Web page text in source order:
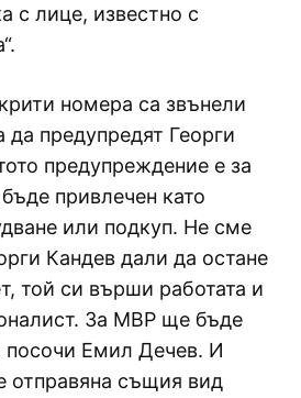
с лице, известно с
номера са звънели
да предупредят Георги
предупреждение е за
привлечен като
или подкуп. Не сме
Кандев дали да остане
той си върши работата и
За МВР ще бъде
посочи Емил Дечев. И
отправяна същия вид